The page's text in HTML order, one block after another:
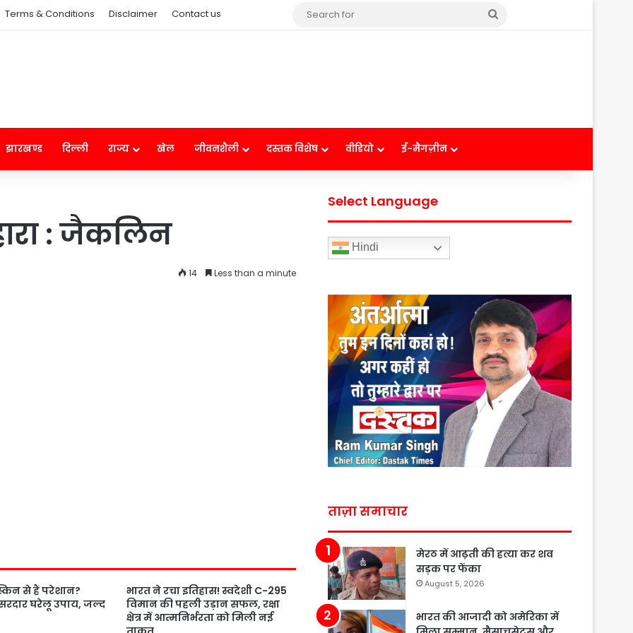
Terms & Conditions Disclaimer Contact us
झारखण्ड दिल्ली राज्य खेल जीवनशैली दस्तक विशेष वीडियो ई-मैगज़ीन
: जैकलिन
14 Less than a minute
से हैं परेशान?
घरेलू उपाय, जल्द
भारत ने रचा इतिहास! स्वदेशी C-295
विमान की पहली उड़ान सफल, रक्षा
क्षेत्र में आत्मनिर्भरता को मिली नई
Select Language
Hindi
ताज़ा समाचार
मेरठ में आढ़ती की हत्या कर शव
सड़क पर फेंका
August 5, 2026
भारत की आजादी को अमेरिका में